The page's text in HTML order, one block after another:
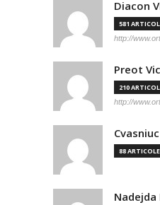
Diacon
581
http://
Preot
210
http://
88 ARTICOLE
Nadejda